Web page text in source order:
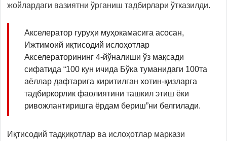
жойлардаги вазиятни ўрганиш тадбирлари ўтказилди.
Акселератор гуруҳи муҳокамасига асосан,
Ижтимоий иқтисодий ислоҳотлар
Акселераторининг 4-йўналиши ўз мақсади
сифатида “100 кун ичида Бўка туманидаги 100та
аёллар дафтарига киритилган хотин-қизларга
тадбиркорлик фаолиятини ташкил этиш ёки
ривожлантиришга ёрдам бериш”ни белгилади.
Иқтисодий тадқиқотлар ва ислоҳотлар маркази